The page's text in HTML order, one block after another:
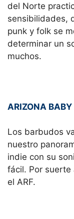
del Norte
sensibilidades,
punk y folk se
determinar un
muchos.
ARIZONA BABY
Los barbudos
nuestro
indie con su
fácil. Por suerte
el ARF.